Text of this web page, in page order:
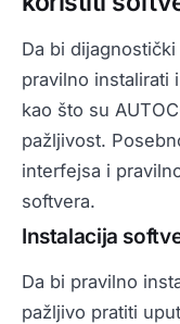
Da bi
pravilno instalirati
kao što su
pažljivost.
interfejsa i
softvera.
Instalacija
Da bi pravilno
pažljivo pratiti